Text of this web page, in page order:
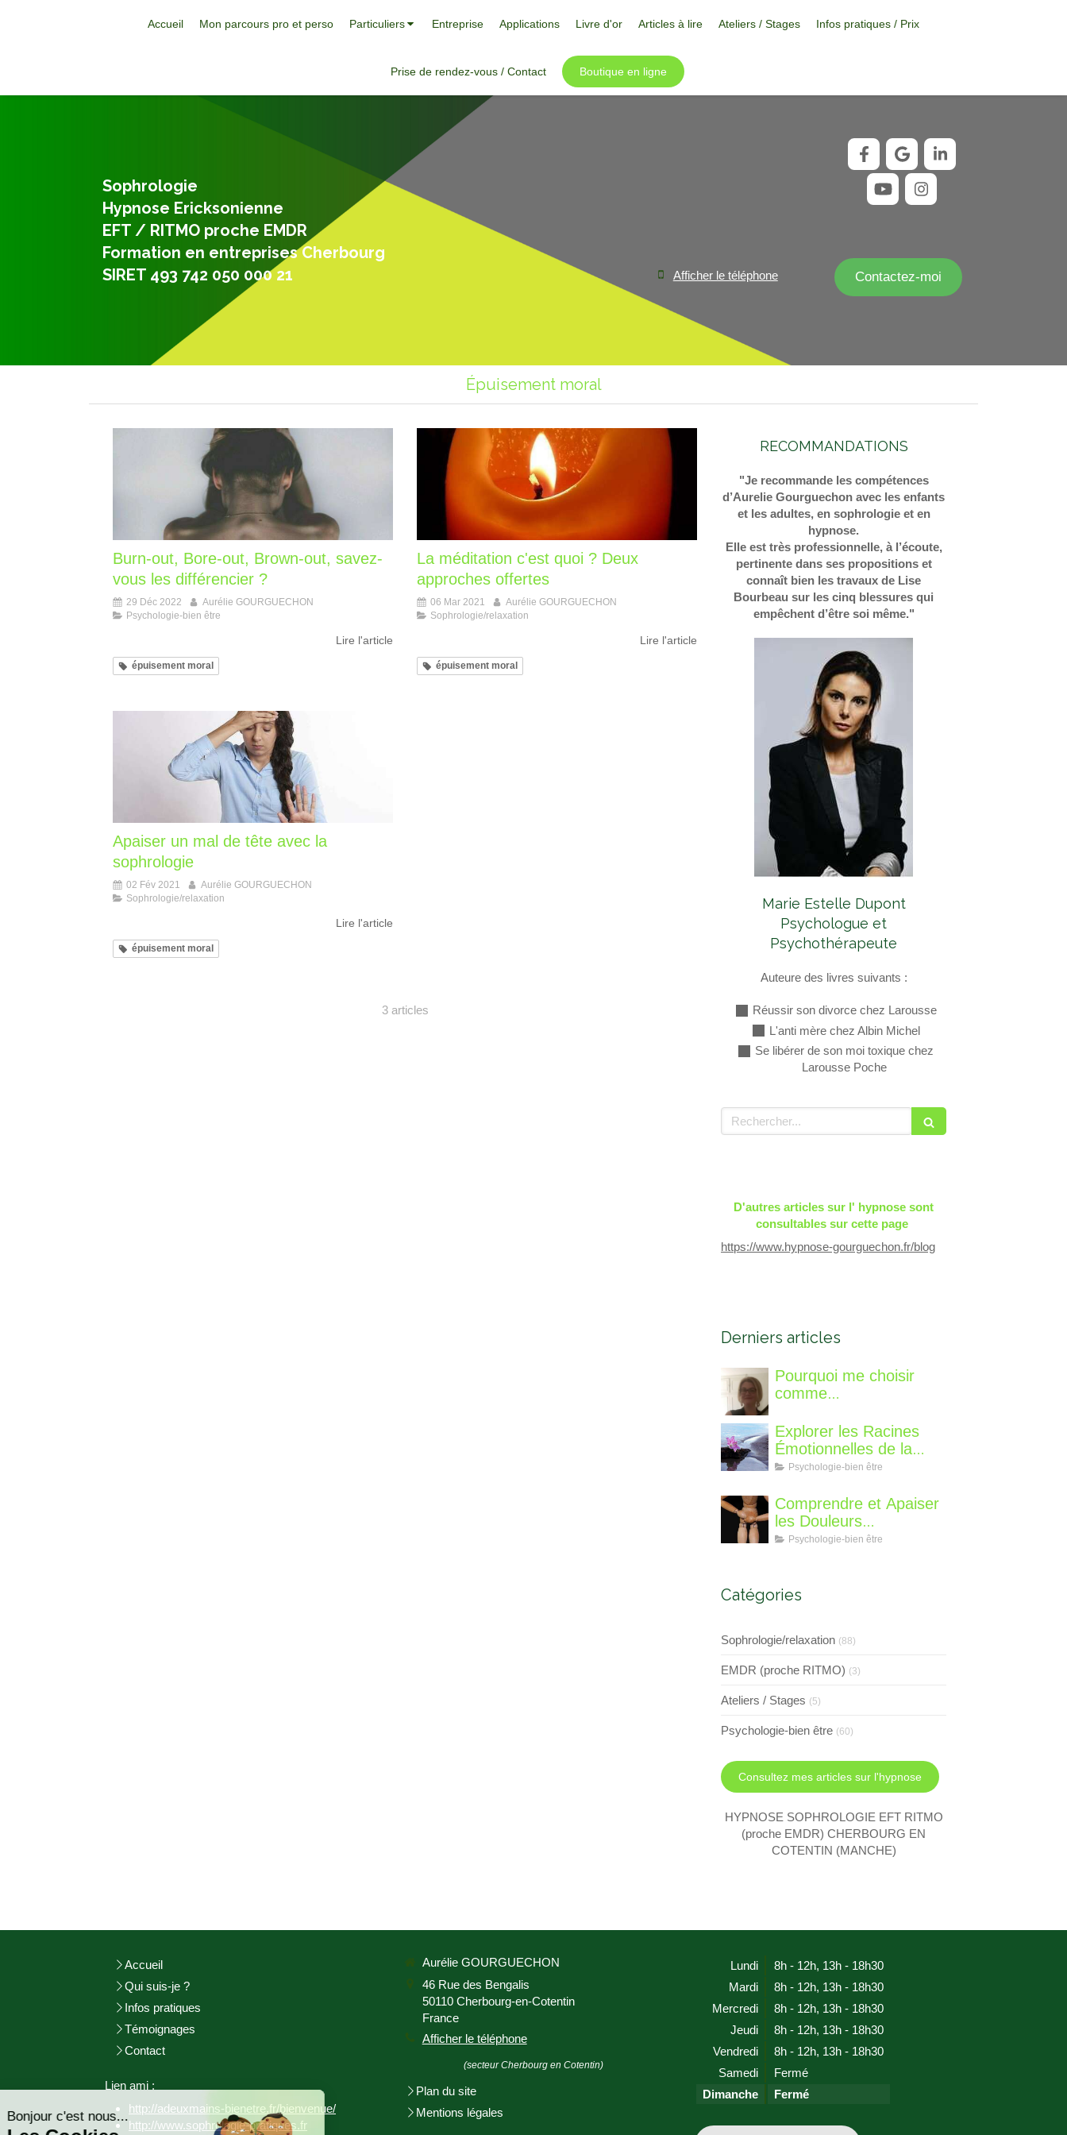
Accueil Mon parcours pro et perso Particuliers Entreprise Applications Livre d'or Articles à lire Ateliers / Stages Infos pratiques / Prix
Prise de rendez-vous / Contact Boutique en ligne
Sophrologie
Hypnose Ericksonienne
EFT / RITMO proche EMDR
Formation en entreprises Cherbourg
SIRET 493 742 050 000 21
Contactez-moi
Afficher le téléphone
Épuisement moral
Burn-out, Bore-out, Brown-out, savez-
vous les différencier ?
29 Déc 2022
Aurélie GOURGUECHON
Psychologie-bien être
Lire l'article
épuisement moral
La méditation c'est quoi ? Deux
approches offertes
06 Mar 2021
Aurélie GOURGUECHON
Sophrologie/relaxation
Lire l'article
épuisement moral
Apaiser un mal de tête avec la
sophrologie
02 Fév 2021
Aurélie GOURGUECHON
Sophrologie/relaxation
Lire l'article
épuisement moral
3 articles
RECOMMANDATIONS
"Je recommande les compétences
d’Aurelie Gourguechon avec les enfants
et les adultes, en sophrologie et en
hypnose.
Elle est très professionnelle, à l’écoute,
pertinente dans ses propositions et
connaît bien les travaux de Lise
Bourbeau sur les cinq blessures qui
empêchent d’être soi même."
Marie Estelle Dupont
Psychologue et
Psychothérapeute
Auteure des livres suivants :
Réussir son divorce chez Larousse
L'anti mère chez Albin Michel
Se libérer de son moi toxique chez
Larousse Poche
Rechercher
D'autres articles sur l' hypnose sont
consultables sur cette page
https://www.hypnose-gourguechon.fr/blog
Derniers articles
Pourquoi me choisir
comme
suis-je, qu'est ce que je
vous propose de
différent?
Explorer les Racines
Émotionnelles de la
Perte de Poids : Un
Psychologie-bien être
Comprendre et Apaiser
les Douleurs
Neuroplastiques : Une
l'EFT
Psychologie-bien être
Catégories
Sophrologie/relaxation (88)
EMDR (proche RITMO) (3)
Ateliers / Stages (5)
Psychologie-bien être (60)
Consultez mes articles sur l'hypnose
HYPNOSE SOPHROLOGIE EFT RITMO
(proche EMDR) CHERBOURG EN
COTENTIN (MANCHE)
Accueil
Qui suis-je ?
Infos pratiques
Témoignages
Contact
Lien ami :
http://adeuxmains-bienetre.fr/bienvenue/
http://www.sophrologie-pratiques.fr
Aurélie GOURGUECHON
46 Rue des Bengalis
50110 Cherbourg-en-Cotentin
France
Afficher le téléphone
(secteur Cherbourg en Cotentin)
Plan du site
Mentions légales
Lundi 8h - 12h, 13h - 18h30
Mardi
8h - 12h, 13h - 18h30
Mercredi
8h - 12h, 13h - 18h30
Jeudi
8h - 12h, 13h - 18h30
Vendredi
8h - 12h, 13h - 18h30
Samedi
Fermé
Dimanche
Fermé
Bonjour c'est nous...